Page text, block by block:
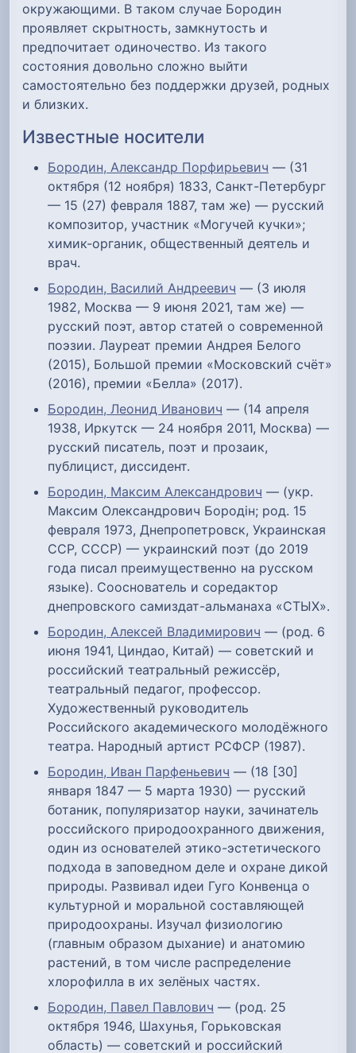
окружающими. В таком случае Бородин
проявляет скрытность, замкнутость и
предпочитает одиночество. Из такого
состояния довольно сложно выйти
самостоятельно без поддержки друзей, родных
и близких.
Известные носители
Бородин, Александр Порфирьевич — (31
октября (12 ноября) 1833, Санкт-Петербург
— 15 (27) февраля 1887, там же) — русский
композитор, участник «Могучей кучки»;
химик-органик, общественный деятель и
врач.
Бородин, Василий Андреевич — (3 июля
1982, Москва — 9 июня 2021, там же) —
русский поэт, автор статей о современной
поэзии. Лауреат премии Андрея Белого
(2015), Большой премии «Московский счёт»
(2016), премии «Белла» (2017).
Бородин, Леонид Иванович — (14 апреля
1938, Иркутск — 24 ноября 2011, Москва) —
русский писатель, поэт и прозаик,
публицист, диссидент.
Бородин, Максим Александрович — (укр.
Максим Олександрович Бородін; род. 15
февраля 1973, Днепропетровск, Украинская
ССР, СССР) — украинский поэт (до 2019
года писал преимущественно на русском
языке). Сооснователь и соредактор
днепровского самиздат-альманаха «СТЫХ».
Бородин, Алексей Владимирович — (род. 6
июня 1941, Циндао, Китай) — советский и
российский театральный режиссёр,
театральный педагог, профессор.
Художественный руководитель
Российского академического молодёжного
театра. Народный артист РСФСР (1987).
Бородин, Иван Парфеньевич — (18 [30]
января 1847 — 5 марта 1930) — русский
ботаник, популяризатор науки, зачинатель
российского природоохранного движения,
один из основателей этико-эстетического
подхода в заповедном деле и охране дикой
природы. Развивал идеи Гуго Конвенца о
культурной и моральной составляющей
природоохраны. Изучал физиологию
(главным образом дыхание) и анатомию
растений, в том числе распределение
хлорофилла в их зелёных частях.
Бородин, Павел Павлович — (род. 25
октября 1946, Шахунья, Горьковская
область) — советский и российский